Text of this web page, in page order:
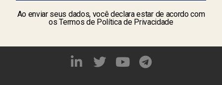
Ao enviar seus dados, você declara estar de acordo com
os Termos de Política de Privacidade